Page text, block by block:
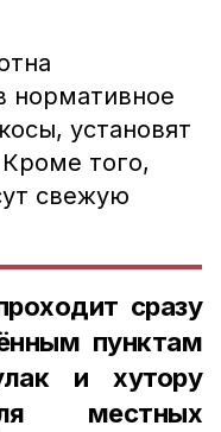
нормативное
установят
того,
свежую
сразу
пунктам
и хутору
местных